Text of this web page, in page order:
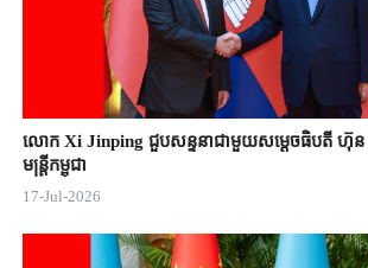
លោក Xi Jinping ជួបសន្ទនាជាមួយសម្តេចធិបតី ហ៊ុន
មន្ត្រីកម្ពុជា
17-Jul-2026